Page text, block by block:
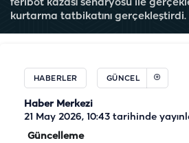
feribot kazası senaryosu ile
kurtarma tatbikatını gerçekleştirdi.
HABERLER GÜNCEL
Haber Merkezi
21 May 2026, 10:43 tarihinde
Güncelleme